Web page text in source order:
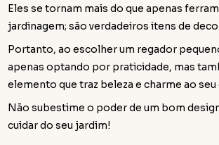
Eles se tornam mais do que apenas
jardinagem; são verdadeiros itens de
Portanto, ao escolher um regador
apenas optando por praticidade, mas
elemento que traz beleza e charme ao seu
Não subestime o poder de um bom
cuidar do seu jardim!